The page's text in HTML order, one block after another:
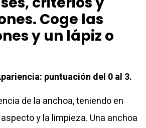
Coge las
y un lápiz o
puntuación del 0 al 3.
de la anchoa, teniendo en
y la limpieza. Una anchoa